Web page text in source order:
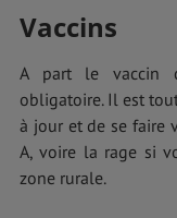
Vaccins
A part le vaccin
obligatoire. Il est
à jour et de se faire
A, voire la rage si
zone rurale.